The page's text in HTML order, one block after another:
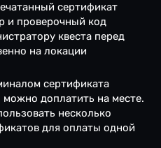
сертификат
и проверочный код
квеста перед
на локации
сертификата
доплатить на месте.
несколько
для оплаты одной